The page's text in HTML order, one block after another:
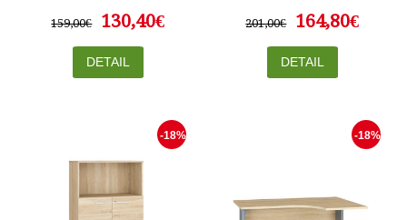
159,00€ 130,40€
DETAIL
201,00€ 164,80€
DETAIL
-18% -18%